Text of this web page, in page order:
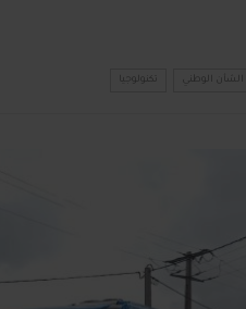
الشأن الوطني تكنولوجيا